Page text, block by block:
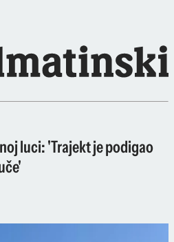
luci: 'Trajekt je podigao